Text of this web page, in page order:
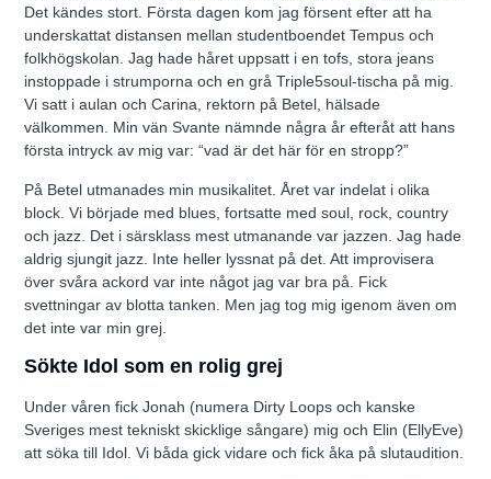
Det kändes stort. Första dagen kom jag försent efter att ha
underskattat distansen mellan studentboendet Tempus och
folkhögskolan. Jag hade håret uppsatt i en tofs, stora jeans
instoppade i strumporna och en grå Triple5soul-tischa på mig.
Vi satt i aulan och Carina, rektorn på Betel, hälsade
välkommen. Min vän Svante nämnde några år efteråt att hans
första intryck av mig var: “vad är det här för en stropp?”
På Betel utmanades min musikalitet. Året var indelat i olika
block. Vi började med blues, fortsatte med soul, rock, country
och jazz. Det i särsklass mest utmanande var jazzen. Jag hade
aldrig sjungit jazz. Inte heller lyssnat på det. Att improvisera
över svåra ackord var inte något jag var bra på. Fick
svettningar av blotta tanken. Men jag tog mig igenom även om
det inte var min grej.
Sökte Idol som en rolig grej
Under våren fick Jonah (numera Dirty Loops och kanske
Sveriges mest tekniskt skicklige sångare) mig och Elin (EllyEve)
att söka till Idol. Vi båda gick vidare och fick åka på slutaudition.